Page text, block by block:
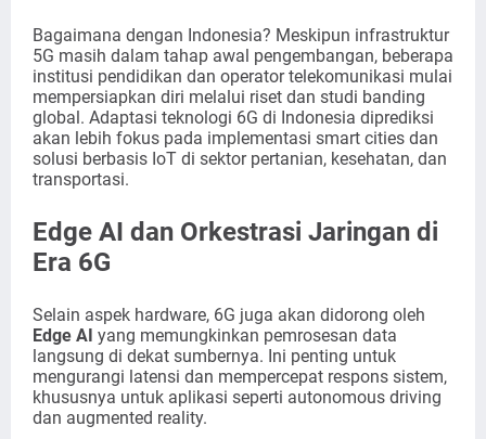
Bagaimana dengan Indonesia? Meskipun infrastruktur
5G masih dalam tahap awal pengembangan, beberapa
institusi pendidikan dan operator telekomunikasi mulai
mempersiapkan diri melalui riset dan studi banding
global. Adaptasi teknologi 6G di Indonesia diprediksi
akan lebih fokus pada implementasi smart cities dan
solusi berbasis IoT di sektor pertanian, kesehatan, dan
transportasi.
Edge AI dan Orkestrasi Jaringan di
Era 6G
Selain aspek hardware, 6G juga akan didorong oleh
Edge AI yang memungkinkan pemrosesan data
langsung di dekat sumbernya. Ini penting untuk
mengurangi latensi dan mempercepat respons sistem,
khususnya untuk aplikasi seperti autonomous driving
dan augmented reality.